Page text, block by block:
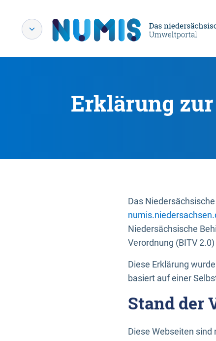
Erklärung
Das
Niedersächsische
Verordnung (BITV
Diese Erklärung
basiert auf einer
Stand der
Diese Webseiten